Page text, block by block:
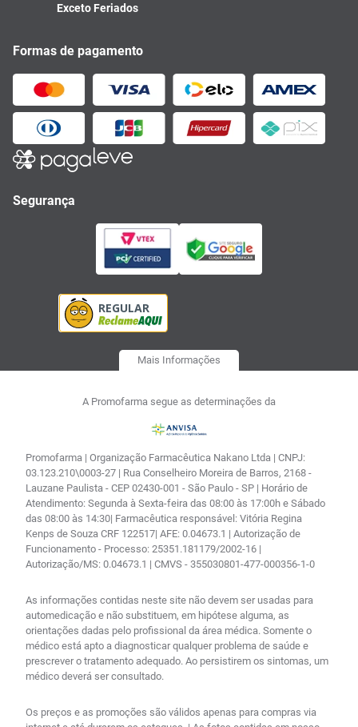
Exceto Feriados
Formas de pagamento
Segurança
Mais Informações
A Promofarma segue as determinações da
Promofarma | Organização Farmacêutica Nakano Ltda | CNPJ:
03.123.210\0003-27 | Rua Conselheiro Moreira de Barros, 2168 -
Lauzane Paulista - CEP 02430-001 - São Paulo - SP | Horário de
Atendimento: Segunda à Sexta-feira das 08:00 às 17:00h e Sábado
das 08:00 às 14:30| Farmacêutica responsável: Vitória Regina
Kenps de Souza CRF 122517| AFE: 0.04673.1 | Autorização de
Funcionamento - Processo: 25351.181179/2002-16 |
Autorização/MS: 0.04673.1 | CMVS - 355030801-477-000356-1-0
As informações contidas neste site não devem ser usadas para
automedicação e não substituem, em hipótese alguma, as
orientações dadas pelo profissional da área médica. Somente o
médico está apto a diagnosticar qualquer problema de saúde e
prescrever o tratamento adequado. Ao persistirem os sintomas, um
médico deverá ser consultado.
Os preços e as promoções são válidos apenas para compras via